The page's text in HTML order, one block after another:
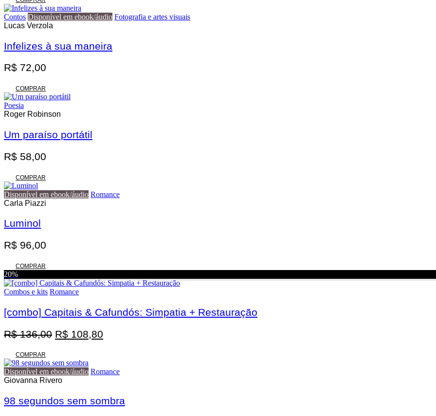
Contos Disponível em ebook/áudio Fotografia e artes visuais
Lucas Verzola
Infelizes à sua maneira
R$ 72,00
COMPRAR
Poesia
Roger Robinson
Um paraíso portátil
R$ 58,00
COMPRAR
Disponível em ebook/áudio Romance
Carla Piazzi
Luminol
R$ 96,00
COMPRAR
20%
Combos e kits Romance
[combo] Capitais & Cafundós: Simpatia + Restauração
R$136,00 O
era:
R$ 136,00.
R$ 108,80
é:
COMPRAR
Disponível em ebook/áudio Romance
Giovanna Rivero
98 segundos sem sombra